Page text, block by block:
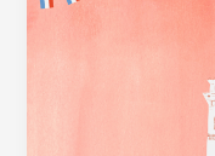
in
France